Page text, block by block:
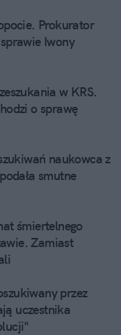
Prokurator
Iwony
w KRS.
o sprawę
naukowca z
smutne
śmiertelnego
Zamiast
przez
uczestnika